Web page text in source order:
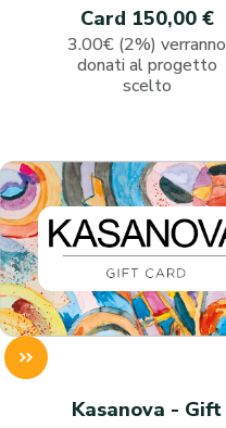
Card 150,00 €
3.00€ (2%) verranno
donati al progetto
scelto
Kasanova - Gift